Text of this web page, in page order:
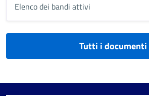
Elenco dei bandi attivi
Tutti i documenti